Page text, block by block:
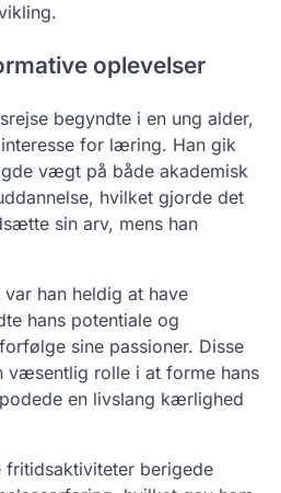
oplevelser
begyndte i en ung alder,
for læring. Han gik
vægt på både akademisk
hvilket gjorde det
sin arv, mens han
han heldig at have
hans potentiale og
sine passioner. Disse
væsentlig rolle i at forme hans
en livslang kærlighed
fritidsaktiviteter berigede